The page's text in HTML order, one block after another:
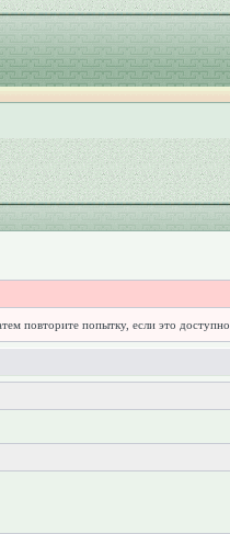
повторите попытку, если это доступно.